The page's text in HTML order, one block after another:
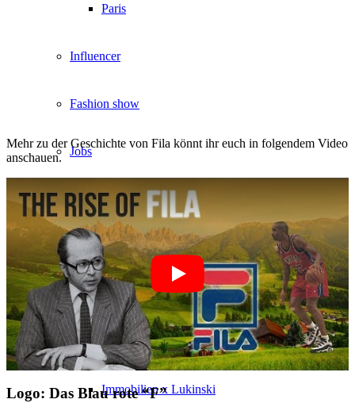
Paris
Influencer
Fashion show
Jobs
BY CM
Influencer x CM
Marketing x One
Virtual Reality
Immobilien x Lukinski
Mehr zu der Geschichte von Fila könnt ihr euch in folgendem Video
anschauen.
Logo: Das Blau rote “F”